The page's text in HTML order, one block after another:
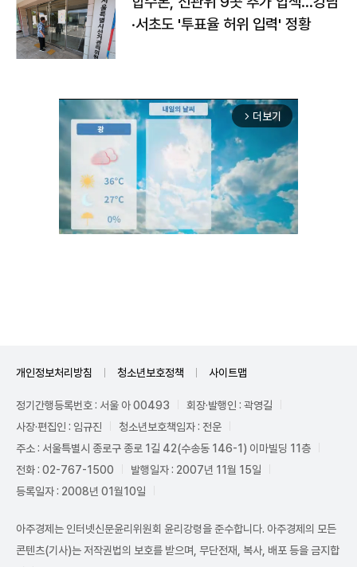
·서초도 '투표율 허위 입력' 정황
arrow_forward_ios 더보기
개인정보처리방침 청소년보호정책 사이트맵
정기간행등록번호 : 서울 아 00493
회장·발행인 : 곽영길
사장·편집인 : 임규진
청소년보호책임자 : 전운
주소 : 서울특별시 종로구 종로 1길 42(수송동 146-1) 이마빌딩 11층
전화 : 02-767-1500
발행일자 : 2007년 11월 15일
등록일자 : 2008년 01월10일
아주경제는 인터넷신문윤리위원회 윤리강령을 준수합니다. 아주경제의 모든
콘텐츠(기사)는 저작권법의 보호를 받으며, 무단전재, 복사, 배포 등을 금지합